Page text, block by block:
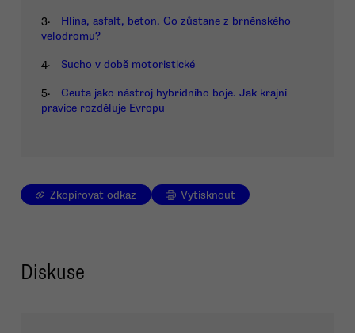
3.
Hlína, asfalt, beton. Co zůstane z brněnského
velodromu?
4. Sucho v době motoristické
5.
Ceuta jako nástroj hybridního boje. Jak krajní
pravice rozděluje Evropu
Zkopírovat odkaz Vytisknout
Diskuse